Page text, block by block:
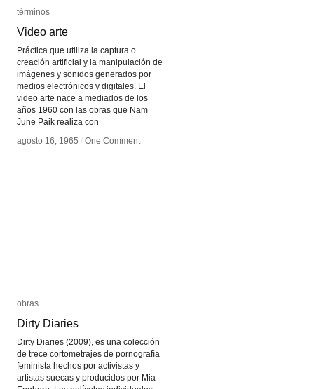
términos
Video arte
Práctica que utiliza la captura o
creación artificial y la manipulación de
imágenes y sonidos generados por
medios electrónicos y digitales. El
video arte nace a mediados de los
años 1960 con las obras que Nam
June Paik realiza con
agosto 16, 1965 / One Comment
términos
Video arte
agosto 16, 1965 / One Comment
obras
Dirty Diaries
Dirty Diaries (2009), es una colección
de trece cortometrajes de pornografía
feminista hechos por activistas y
artistas suecas y producidos por Mia
obras
Dirty Diaries